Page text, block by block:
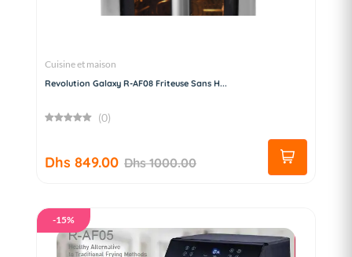
Cuisine et maison
Revolution Galaxy R-AF08 Friteuse Sans H...
(0)
Dhs 849.00 Dhs 1000.00
-15%